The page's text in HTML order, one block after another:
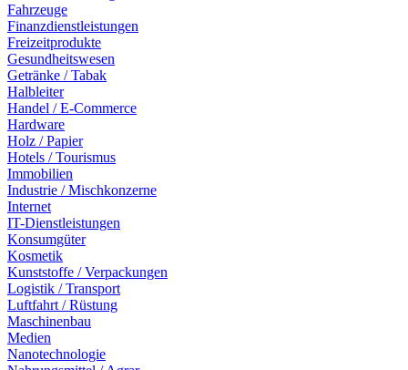
Fahrzeuge
Finanzdienstleistungen
Freizeitprodukte
Gesundheitswesen
Getränke / Tabak
Halbleiter
Handel / E-Commerce
Hardware
Holz / Papier
Hotels / Tourismus
Immobilien
Industrie / Mischkonzerne
Internet
IT-Dienstleistungen
Konsumgüter
Kosmetik
Kunststoffe / Verpackungen
Logistik / Transport
Luftfahrt / Rüstung
Maschinenbau
Medien
Nanotechnologie